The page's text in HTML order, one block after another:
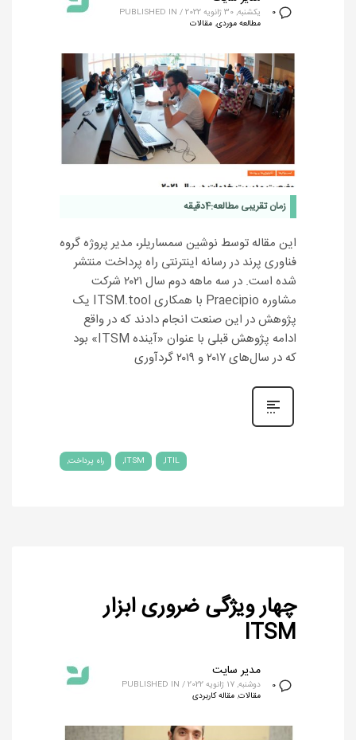
0 یکشنبه, 30 ژانویه 2022 /
PUBLISHED IN
مطالعه موردی, مقالات
زمان تقریبی مطالعه:4دقیقه
این مقاله توسط نوشین سمساریلر، مدیر پروژه گروه
فناوری پرند در رسانه اینترنتی راه پرداخت منتشر
شده است. در سه ماهه دوم سال ٢٠٢١ شرکت
مشاوره Praecipio با همکاری ITSM.tool یک
پژوهش در این صنعت انجام دادند که در واقع
ادامه پژوهش قبلی با عنوان «آینده ITSM» بود
که در سال‌های ٢٠١٧ و ٢٠١٩ گردآوری
ITIL
ITSM راه پرداخت
چهار ویژگی ضروری ابزار
ITSM
0
مدیر سایت
دوشنبه, 17 ژانویه 2022 /
PUBLISHED IN
مقالات, مقاله کاربردی